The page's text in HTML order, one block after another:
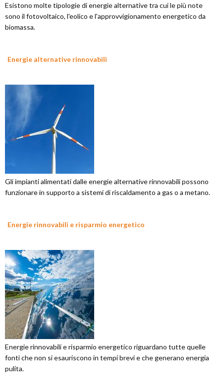
Esistono molte tipologie di energie alternative tra cui le più note
sono il fotovoltaico, l'eolico e l'approvvigionamento energetico da
biomassa.
Energie alternative rinnovabili
Gli impianti alimentati dalle energie alternative rinnovabili possono
funzionare in supporto a sistemi di riscaldamento a gas o a metano.
Energie rinnovabili e risparmio energetico
Energie rinnovabili e risparmio energetico riguardano tutte quelle
fonti che non si esauriscono in tempi brevi e che generano energia
pulita.